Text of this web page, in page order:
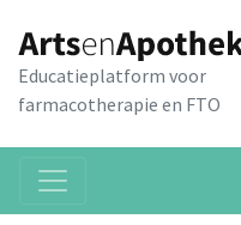
Educatieplatform voor
farmacotherapie en FTO